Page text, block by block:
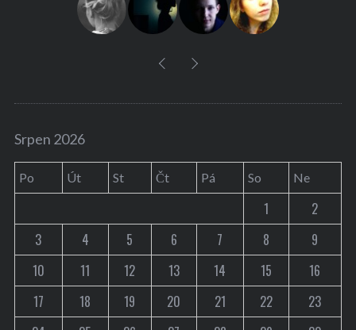
Srpen 2026
Po Út St Čt Pá So Ne
1
2
3
4 5 6 7 8
9
10
11 12 13 14 15
16
17
18 19 20 21 22
23